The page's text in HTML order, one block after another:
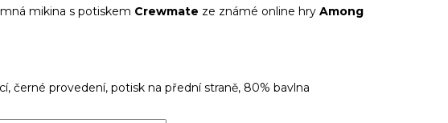
mikina s potiskem Crewmate ze známé online hry Among
černé provedení, potisk na přední straně, 80% bavlna